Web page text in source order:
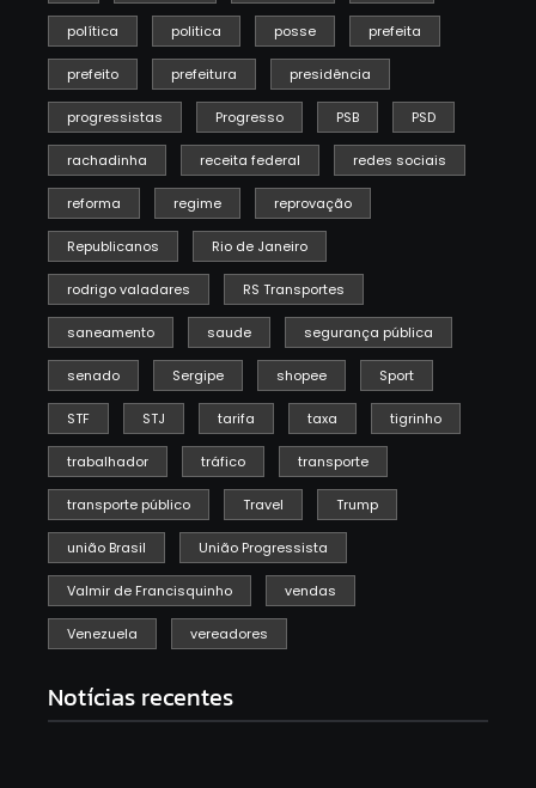
política politica posse prefeita
prefeito prefeitura presidência
progressistas Progresso PSB PSD
rachadinha receita federal redes sociais
reforma regime reprovação
Republicanos Rio de Janeiro
rodrigo valadares RS Transportes
saneamento saude segurança pública
senado Sergipe shopee Sport
STF STJ tarifa taxa tigrinho
trabalhador tráfico transporte
transporte público Travel Trump
união Brasil União Progressista
Valmir de Francisquinho vendas
Venezuela vereadores
Notícias recentes